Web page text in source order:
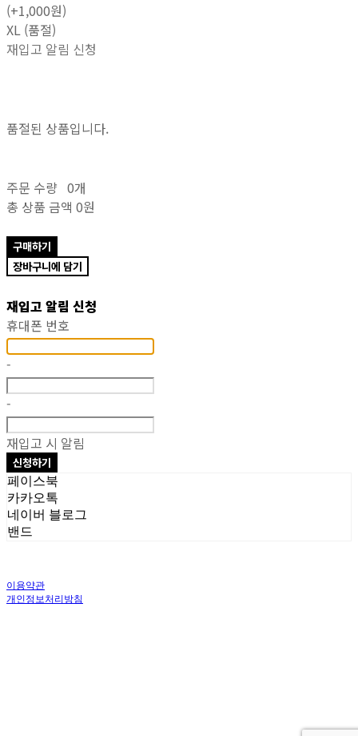
(+1,000원)
XL (품절)
재입고 알림 신청
품절된 상품입니다.
주문 수량 0개
총 상품 금액 0원
구매하기
장바구니에 담기
재입고 알림 신청
휴대폰 번호
-
-
재입고 시 알림
신청하기
페이스북
카카오톡
네이버 블로그
밴드
이용약관
개인정보처리방침